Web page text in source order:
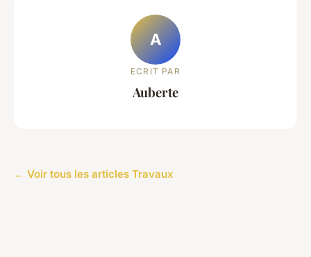
A
ECRIT PAR
Auberte
← Voir tous les articles Travaux